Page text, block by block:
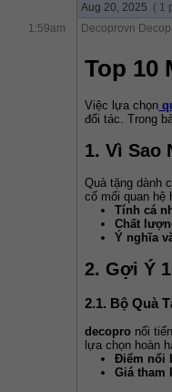
Aug 20, 2025 ( 1
1:59am
Decoprovn
Top 10
Việc lựa chọn
đối tác. Trong
1. Vì Sao
Quà tặng dành
cố mối quan hệ
Tính cá
Chất
Ý nghĩa
2. Gợi Ý
2.1. Bộ Quà
decopro nổi
lựa chọn hoàn
Điểm nổi
Giá tham